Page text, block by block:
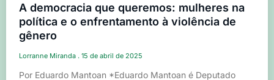
A democracia que queremos: mulheres na
política e o enfrentamento à violência de
gênero
Lorranne Miranda 15 de abril de 2025
Por Eduardo Mantoan *Eduardo Mantoan é Deputado